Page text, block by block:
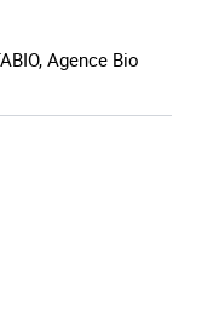
Agence Bio